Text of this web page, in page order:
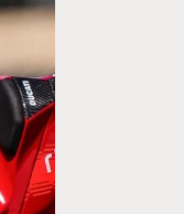
l'opération et vise